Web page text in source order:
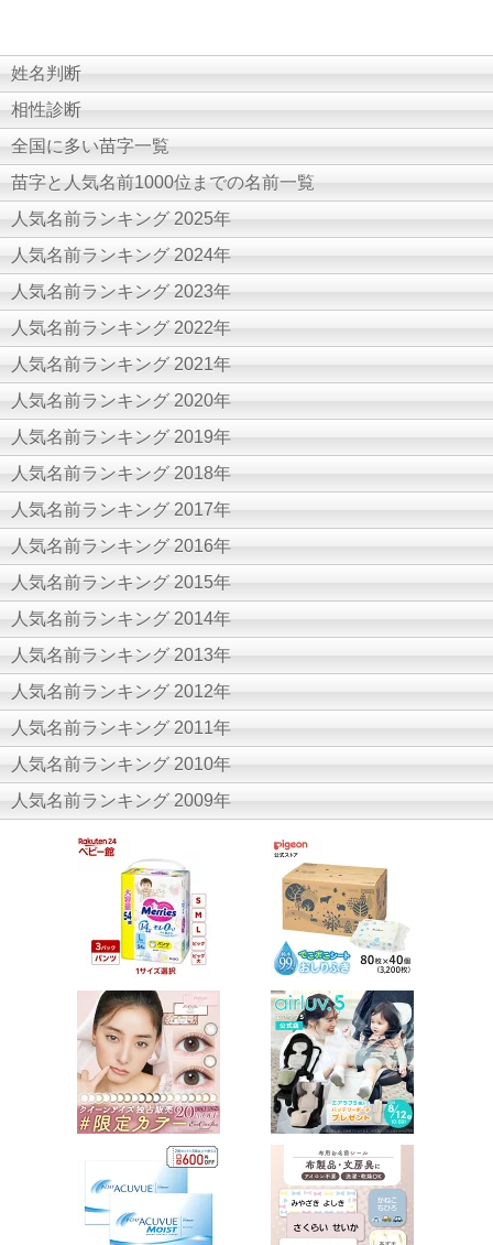
姓名判断
相性診断
全国に多い苗字一覧
苗字と人気名前1000位までの名前一覧
人気名前ランキング 2025年
人気名前ランキング 2024年
人気名前ランキング 2023年
人気名前ランキング 2022年
人気名前ランキング 2021年
人気名前ランキング 2020年
人気名前ランキング 2019年
人気名前ランキング 2018年
人気名前ランキング 2017年
人気名前ランキング 2016年
人気名前ランキング 2015年
人気名前ランキング 2014年
人気名前ランキング 2013年
人気名前ランキング 2012年
人気名前ランキング 2011年
人気名前ランキング 2010年
人気名前ランキング 2009年